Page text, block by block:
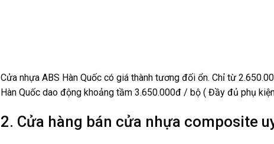
Cửa nhựa ABS Hàn Quốc có giá thành tương đối ổn. Chỉ từ
Hàn Quốc dao động khoảng tầm 3.650.000đ / bộ ( Đầy đủ phụ
2. Cửa hàng bán cửa nhựa composite